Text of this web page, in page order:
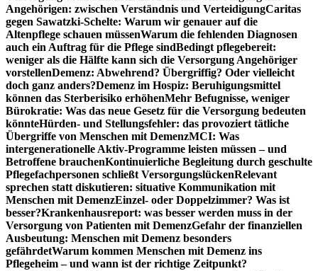
Angehörigen: zwischen Verständnis und VerteidigungCaritas
gegen Sawatzki-Schelte: Warum wir genauer auf die
Altenpflege schauen müssenWarum die fehlenden Diagnosen
auch ein Auftrag für die Pflege sindBedingt pflegebereit:
weniger als die Hälfte kann sich die Versorgung Angehöriger
vorstellenDemenz: Abwehrend? Übergriffig? Oder vielleicht
doch ganz anders?Demenz im Hospiz: Beruhigungsmittel
können das Sterberisiko erhöhenMehr Befugnisse, weniger
Bürokratie: Was das neue Gesetz für die Versorgung bedeuten
könnteHürden- und Stellungsfehler: das provoziert tätliche
Übergriffe von Menschen mit DemenzMCI: Was
intergenerationelle Aktiv-Programme leisten müssen – und
Betroffene brauchenKontinuierliche Begleitung durch geschulte
Pflegefachpersonen schließt VersorgungslückenRelevant
sprechen statt diskutieren: situative Kommunikation mit
Menschen mit DemenzEinzel- oder Doppelzimmer? Was ist
besser?Krankenhausreport: was besser werden muss in der
Versorgung von Patienten mit DemenzGefahr der finanziellen
Ausbeutung: Menschen mit Demenz besonders
gefährdetWarum kommen Menschen mit Demenz ins
Pflegeheim – und wann ist der richtige Zeitpunkt?